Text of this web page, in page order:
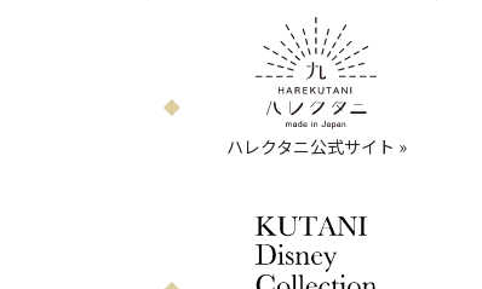
ハレクタニ公式サイト »